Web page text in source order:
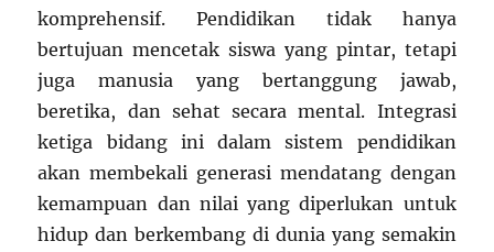
komprehensif. Pendidikan tidak hanya
bertujuan mencetak siswa yang pintar, tetapi
juga manusia yang bertanggung jawab,
beretika, dan sehat secara mental. Integrasi
ketiga bidang ini dalam sistem pendidikan
akan membekali generasi mendatang dengan
kemampuan dan nilai yang diperlukan untuk
hidup dan berkembang di dunia yang semakin